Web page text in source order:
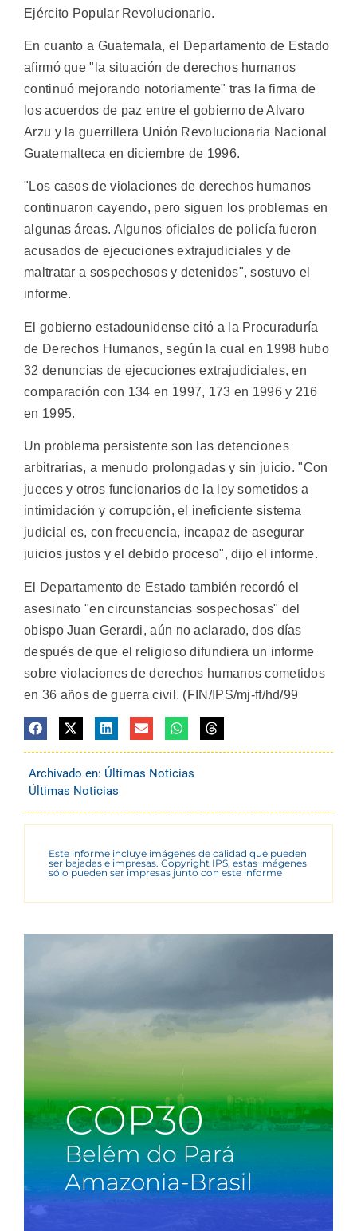
Ejército Popular Revolucionario.
En cuanto a Guatemala, el Departamento de Estado
afirmó que "la situación de derechos humanos
continuó mejorando notoriamente" tras la firma de
los acuerdos de paz entre el gobierno de Alvaro
Arzu y la guerrillera Unión Revolucionaria Nacional
Guatemalteca en diciembre de 1996.
"Los casos de violaciones de derechos humanos
continuaron cayendo, pero siguen los problemas en
algunas áreas. Algunos oficiales de policía fueron
acusados de ejecuciones extrajudiciales y de
maltratar a sospechosos y detenidos", sostuvo el
informe.
El gobierno estadounidense citó a la Procuraduría
de Derechos Humanos, según la cual en 1998 hubo
32 denuncias de ejecuciones extrajudiciales, en
comparación con 134 en 1997, 173 en 1996 y 216
en 1995.
Un problema persistente son las detenciones
arbitrarias, a menudo prolongadas y sin juicio. "Con
jueces y otros funcionarios de la ley sometidos a
intimidación y corrupción, el ineficiente sistema
judicial es, con frecuencia, incapaz de asegurar
juicios justos y el debido proceso", dijo el informe.
El Departamento de Estado también recordó el
asesinato "en circunstancias sospechosas" del
obispo Juan Gerardi, aún no aclarado, dos días
después de que el religioso difundiera un informe
sobre violaciones de derechos humanos cometidos
en 36 años de guerra civil. (FIN/IPS/mj-ff/hd/99
Archivado en: Últimas Noticias
Últimas Noticias
Este informe incluye imágenes de calidad que pueden
ser bajadas e impresas. Copyright IPS, estas imágenes
sólo pueden ser impresas junto con este informe